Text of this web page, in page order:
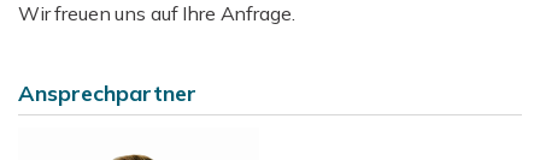
Wir freuen uns auf Ihre Anfrage.
Ansprechpartner